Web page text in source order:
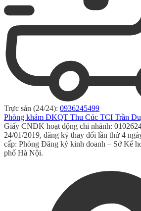
Trực sản (24/24): 0936245499
Phòng khám ĐKQT Thu Cúc TCI Trần
Giấy CNĐK hoạt động chi nhánh:
24/01/2019, đăng ký thay đổi lần thứ 4
cấp: Phòng Đăng ký kinh doanh – Sở Kế
phố Hà Nội.